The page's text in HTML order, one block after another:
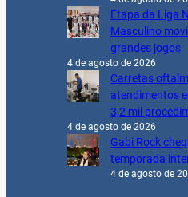
Etapa da Liga
Masculino
grandes jogos
4 de agosto de 2026
Carretas
atendimentos
3,2 mil
4 de agosto de 2026
Gabi Rock
temporada
4 de agosto de